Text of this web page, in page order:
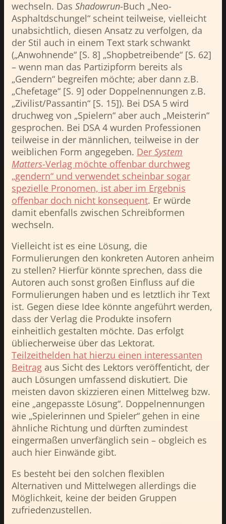
wechseln. Das Shadowrun-Buch „Neo-
Asphaltdschungel“ scheint teilweise, vielleicht
unabsichtlich, diesen Ansatz zu verfolgen, da
der Stil auch in einem Text stark schwankt
(„Anwohnende“ [S. 8] „Shopbetreibende“ [S. 62]
– wenn man das Partizipform bereits als
„Gendern“ begreifen möchte; aber dann z.B.
„Chefetage“ [S. 9] oder Doppelnennungen z.B.
„Zivilist/Passantin“ [S. 15]). Bei DSA 5 wird
druchweg von „Spielern“ aber auch „Meisterin“
gesprochen. Bei DSA 4 wurden Professionen
teilweise in der männlichen, teilweise in der
weiblichen Form angegeben. Der System
Matters-Verlag möchte offenbar durchweg
„gendern“ und verwendet scheinbar sogar
spezielle Pronomen, ist aber im Ergebnis
offenbar doch nicht konsequent. Er würde
damit ebenfalls zwischen Schreibformen
wechseln.
Vielleicht ist es eine Lösung, die
Formulierungen den konkreten Autoren anheim
zu stellen? Hierfür könnte sprechen, dass die
Autoren auch sonst großen Einfluss auf die
Formulierungen haben und es letztlich ihr Text
ist. Gegen diese Idee könnte angeführt werden,
dass der Verlag die Produkte insofern
einheitlich gestalten möchte. Das erfolgt
übliecherweise über das Lektorat.
Teilzeithelden hat hierzu einen interessanten
Beitrag aus Sicht des Lektors veröffenticht, der
auch Lösungen umfassend diskutiert. Die
meisten davon skizzieren einen Mittelweg bzw.
eine „angepasste Lösung“. Doppelnennungen
wie „Spielerinnen und Spieler“ gehen in eine
ähnliche Richtung und dürften zumindest
eingermaßen unverfänglich sein – obgleich es
auch hier Einwände gibt.
Es besteht bei den solchen flexiblen
Alternativen und Mittelwegen allerdings die
Möglichkeit, keine der beiden Gruppen
zufriedenzustellen.